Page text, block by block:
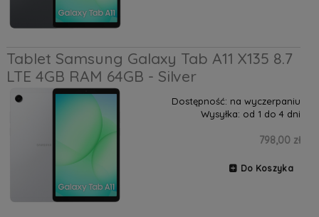
Tablet Samsung Galaxy Tab A11 X135 8.7
LTE 4GB RAM 64GB - Silver
Dostępność: na wyczerpaniu
Wysyłka: od 1 do 4 dni
798,00 zł
Do Koszyka